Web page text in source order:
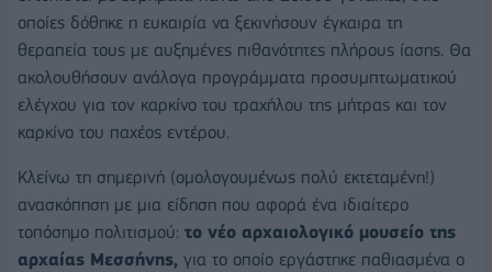
οποίες δόθηκε η ευκαιρία να ξεκινήσουν έγκαιρα τη
θεραπεία τους με αυξημένες πιθανότητες πλήρους ίασης. Θα
ακολουθήσουν ανάλογα προγράμματα προσυμπτωματικού
ελέγχου για τον καρκίνο του τραχήλου της μήτρας και τον
καρκίνο του παχέος εντέρου.
Κλείνω τη σημερινή (ομολογουμένως πολύ εκτεταμένη!)
ανασκόπηση με μια είδηση που αφορά ένα ιδιαίτερο
τοπόσημο πολιτισμού: το νέο αρχαιολογικό μουσείο της
αρχαίας Μεσσήνης, για το οποίο εργάστηκε παθιασμένα ο